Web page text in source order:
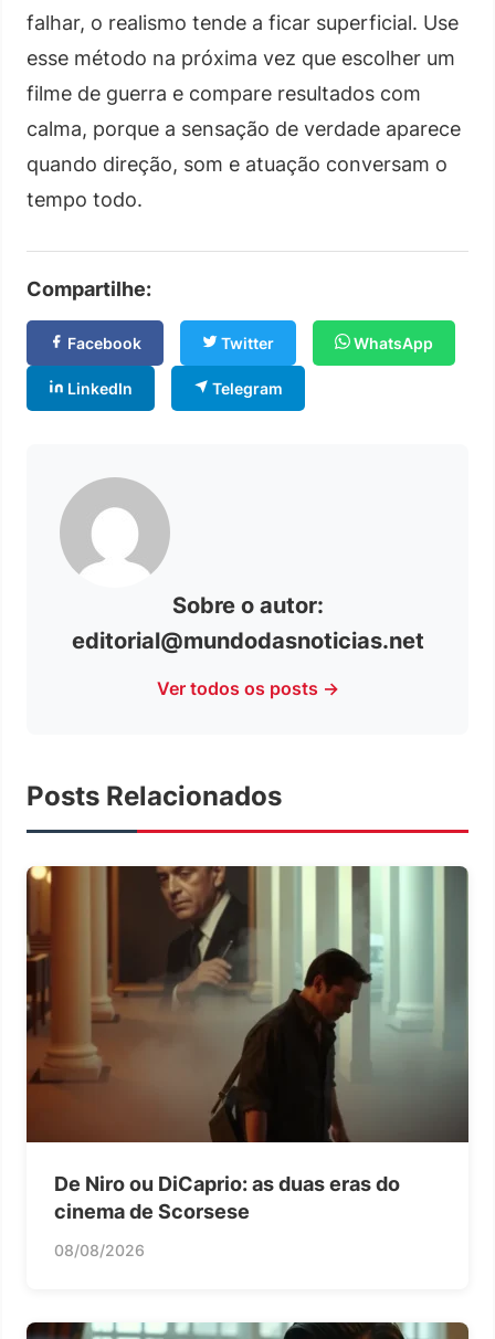
falhar, o realismo tende a ficar superficial. Use
esse método na próxima vez que escolher um
filme de guerra e compare resultados com
calma, porque a sensação de verdade aparece
quando direção, som e atuação conversam o
tempo todo.
Compartilhe:
Facebook Twitter WhatsApp
LinkedIn Telegram
Sobre o autor:
editorial@mundodasnoticias.net
Ver todos os posts →
Posts Relacionados
De Niro ou DiCaprio: as duas eras do
cinema de Scorsese
08/08/2026